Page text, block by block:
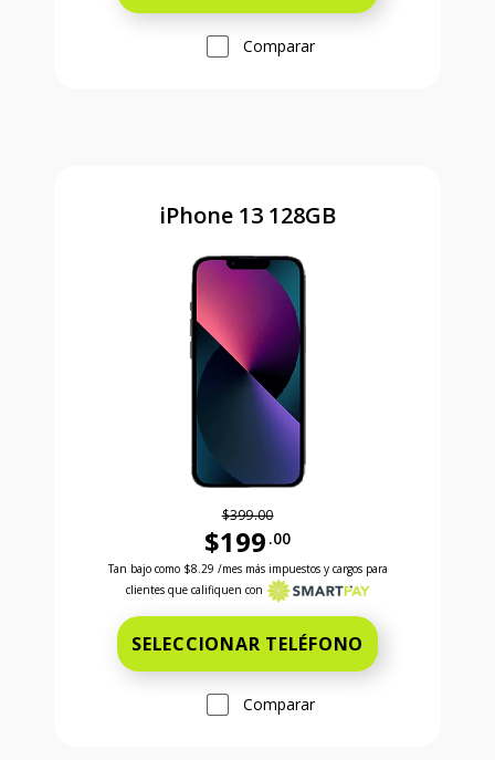
Comparar
iPhone 13 128GB
$399.00
$199 .00
Antes el precio era 399 dollars and 00 cents
Tan bajo como $8.29 /mes más impuestos y cargos para
clientes que califiquen con
SELECCIONAR TELÉFONO
Comparar